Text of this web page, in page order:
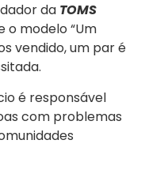
da TOMS
o modelo “Um
vendido, um par é
é responsável
com problemas